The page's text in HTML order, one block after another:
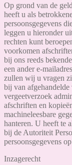
Op grond van de
heeft u als
persoonsgegevens
leggen u hieronder
rechten kunt
voorkomen
bij ons reeds
een ander e-
zullen wij u vragen
bij van afgehandelde
vergeetverzoek
afschriften en
machineleesbare
hanteren. U heeft te
bij de Autoriteit
persoonsgegevens
Inzagerecht